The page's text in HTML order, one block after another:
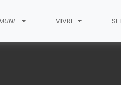
VIVRE SE